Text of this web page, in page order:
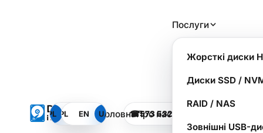
Dysk i Spółka - Лабораторія Відновлення Даних
PL EN UA ГоловнаПро нас
Послуги
Жорсткі диски
Диски SSD /
RAID / NAS
Зовнішні USB-
PL EN UA ☎573 532 490
потім це відновлю